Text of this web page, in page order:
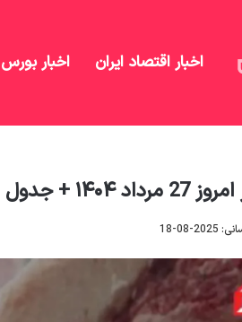
اخبار اقتصاد ایران اخبار بورس
+ جدول
08-18